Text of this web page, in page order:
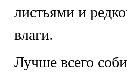
листьями и
влаги.
Лучше всего